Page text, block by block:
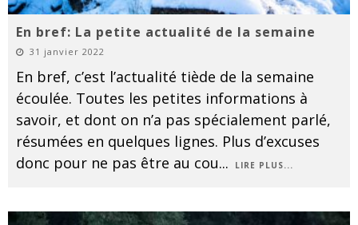
En bref: La petite actualité de la semaine
31 janvier 2022
En bref, c’est l’actualité tiède de la semaine
écoulée. Toutes les petites informations à
savoir, et dont on n’a pas spécialement parlé,
résumées en quelques lignes. Plus d’excuses
donc pour ne pas être au cou... LIRE PLUS...